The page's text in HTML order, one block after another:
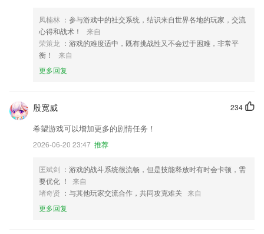
凤楠林 ：参与游戏中的社交系统，结识来自世界各地的玩家，交流
心得和战术！
来自
荣策龙 ：游戏的难度适中，既有挑战性又不会过于困难，非常平
衡！
来自
更多回复
234
殷宽威
希望游戏可以增加更多的剧情任务！
2026-06-20 23:47 推荐
匡斌剑 ：游戏的战斗系统很流畅，但是技能释放时有时会卡顿，需
要优化 ！
来自
堵奇贤 ：与其他玩家交流合作，共同攻克难关 来自
更多回复